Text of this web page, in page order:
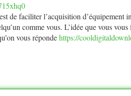
de faciliter l’acquisition d’équipement
comme vous. L’idée que vous
vous répondehttps://